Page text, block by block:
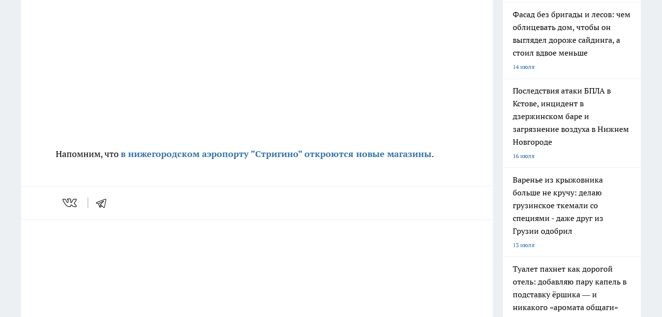
Напомним, чтов нижегородском аэропорту "Стригино" откроются новые магазины.
Фасад без бригады и лесов: чем
облицевать дом, чтобы он
выглядел дороже сайдинга, а
стоил вдвое меньше
14 июля
Последствия атаки БПЛА в
Кстове, инцидент в
дзержинском баре и
загрязнение воздуха в Нижнем
Новгороде
16 июля
Варенье из крыжовника
больше не кручу: делаю
грузинское ткемали со
специями - даже друг из
Грузии одобрил
13 июля
Туалет пахнет как дорогой
отель: добавляю пару капель в
подставку ёршика — и
никакого «аромата общаги»